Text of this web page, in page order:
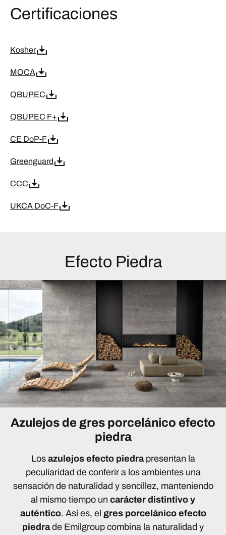
Certificaciones
Kosher
MOCA
QBUPEC
QBUPEC F+
CE DoP-F
Greenguard
CCC
UKCA DoC-F
Efecto Piedra
Azulejos de gres porcelánico efecto
piedra
Los azulejos efecto piedra presentan la
peculiaridad de conferir a los ambientes una
sensación de naturalidad y sencillez, manteniendo
al mismo tiempo un carácter distintivo y
auténtico. Así es, el gres porcelánico efecto
piedrade Emilgroup combina la naturalidad y